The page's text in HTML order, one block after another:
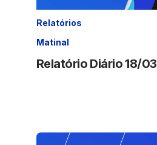
Relatórios
Matinal
Relatório Diário 18/